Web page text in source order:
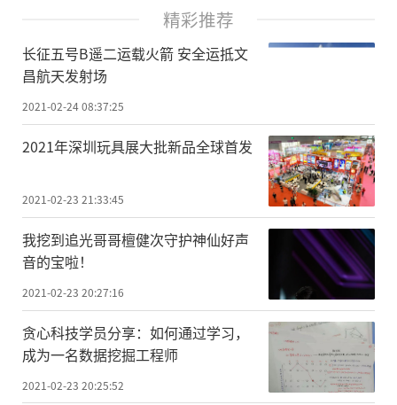
精彩推荐
长征五号B遥二运载火箭 安全运抵文
昌航天发射场
2021-02-24 08:37:25
2021年深圳玩具展大批新品全球首发
2021-02-23 21:33:45
我挖到追光哥哥檀健次守护神仙好声
音的宝啦！
2021-02-23 20:27:16
贪心科技学员分享：如何通过学习，
成为一名数据挖掘工程师
2021-02-23 20:25:52